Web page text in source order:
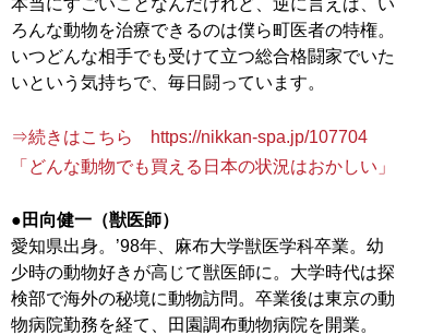
ろんな動物を治療できるのは僕ら町医者の特権。
いつどんな相手でも受けて立つ総合格闘家でいた
いという気持ちで、毎日闘っています。
⇒続きはこちら https://nikkan-spa.jp/107704
「どんな動物でも買える日本の状況はおかしい」
●田向健一（獣医師）
愛知県出身。’98年、麻布大学獣医学科卒業。幼
少時の動物好きが高じて獣医師に。大学時代は探
検部で海外の秘境に動物訪問。卒業後は東京の動
物病院勤務を経て、田園調布動物病院を開業。